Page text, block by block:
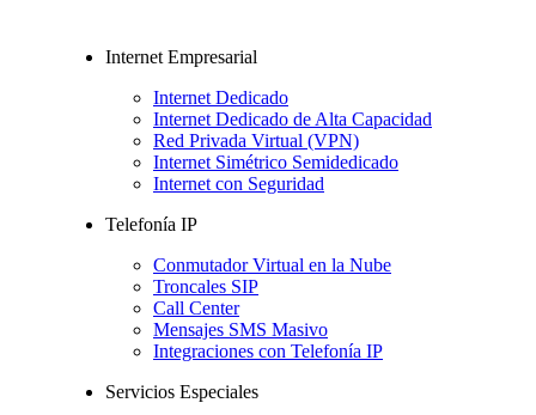
Internet Empresarial
Internet Dedicado
Internet Dedicado de Alta Capacidad
Red Privada Virtual (VPN)
Internet Simétrico Semidedicado
Internet con Seguridad
Telefonía IP
Conmutador Virtual en la Nube
Troncales SIP
Call Center
Mensajes SMS Masivo
Integraciones con Telefonía IP
Servicios Especiales